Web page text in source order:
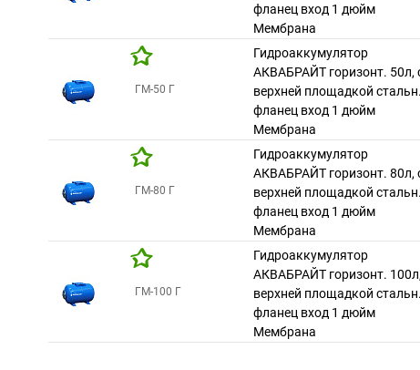
фланец вход 1 дюйм
Мембрана
ГМ-50 Г
Гидроаккумулятор
АКВАБРАЙТ горизонт. 50л,
верхней площадкой стальн.
фланец вход 1 дюйм
Мембрана
ГМ-80 Г
Гидроаккумулятор
АКВАБРАЙТ горизонт. 80л,
верхней площадкой стальн.
фланец вход 1 дюйм
Мембрана
ГМ-100 Г
Гидроаккумулятор
АКВАБРАЙТ горизонт.
верхней площадкой стальн.
фланец вход 1 дюйм
Мембрана